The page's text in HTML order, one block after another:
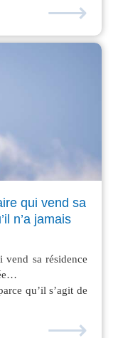
⟶
qui vend sa
n’a jamais
vend sa résidence
qu’il s’agit de
⟶